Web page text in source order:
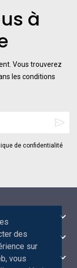
des
sur
vous
à
Vous trouverez
les conditions
de confidentialité


